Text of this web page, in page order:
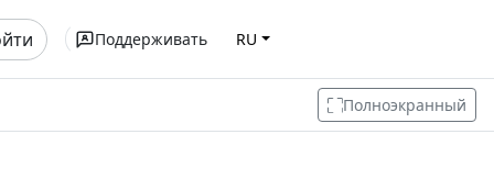
Поддерживать RU
Полноэкранный